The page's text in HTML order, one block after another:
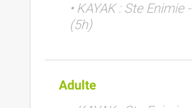
• KAYAK : Ste
(5h)
Adulte